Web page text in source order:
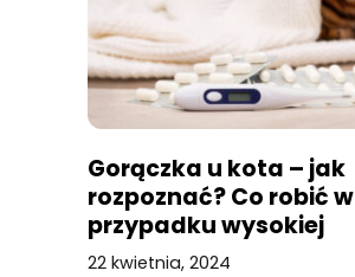
Gorączka u kota – jak
rozpoznać? Co robić w
przypadku wysokiej
temperatury?
22 kwietnia, 2024